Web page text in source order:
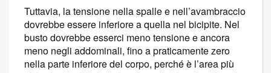
Tuttavia, la tensione nella spalle e nell’avambraccio
dovrebbe essere inferiore a quella nel bicipite. Nel
busto dovrebbe esserci meno tensione e ancora
meno negli addominali, fino a praticamente zero
nella parte inferiore del corpo, perché è l’area più